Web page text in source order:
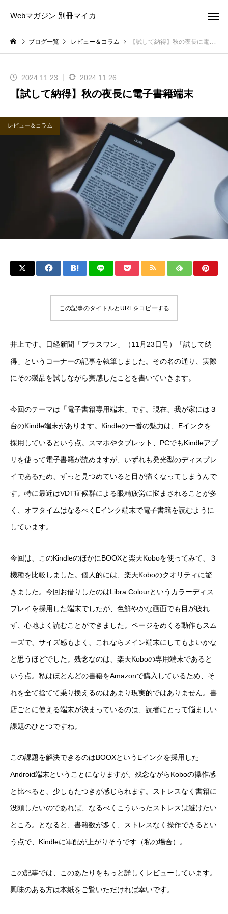
Webマガジン 別冊マイカ
ブログ一覧 レビュー＆コラム 【試して納得】秋の夜長に電子書籍端末
2024.11.23 2024.11.26
【試して納得】秋の夜長に電子書籍端末
レビュー＆コラム
この記事のタイトルとURLをコピーする
井上です。日経新聞「プラスワン」（11月23日号）「試して納
得」というコーナーの記事を執筆しました。その名の通り、実際
にその製品を試しながら実感したことを書いていきます。
今回のテーマは「電子書籍専用端末」です。現在、我が家には３
台のKindle端末があります。Kindleの一番の魅力は、Eインクを
採用しているという点。スマホやタブレット、PCでもKindleアプ
リを使って電子書籍が読めますが、いずれも発光型のディスプレ
イであるため、ずっと見つめていると目が痛くなってしまうんで
す。特に最近はVDT症候群による眼精疲労に悩まされることが多
く、オフタイムはなるべくEインク端末で電子書籍を読むように
しています。
今回は、このKindleのほかにBOOXと楽天Koboを使ってみて、３
機種を比較しました。個人的には、楽天Koboのクオリティに驚
きました。今回お借りしたのはLibra Colourというカラーディス
プレイを採用した端末でしたが、色鮮やかな画面でも目が疲れ
ず、心地よく読むことができました。ページをめくる動作もスム
ーズで、サイズ感もよく、これならメイン端末にしてもよいかな
と思うほどでした。残念なのは、楽天Koboの専用端末であると
いう点。私はほとんどの書籍をAmazonで購入しているため、そ
れを全て捨てて乗り換えるのはあまり現実的ではありません。書
店ごとに使える端末が決まっているのは、読者にとって悩ましい
課題のひとつですね。
この課題を解決できるのはBOOXというEインクを採用した
Android端末ということになりますが、残念ながらKoboの操作感
と比べると、少しもたつきが感じられます。ストレスなく書籍に
没頭したいのであれば、なるべくこういったストレスは避けたい
ところ。となると、書籍数が多く、ストレスなく操作できるとい
う点で、Kindleに軍配が上がりそうです（私の場合）。
この記事では、このあたりをもっと詳しくレビューしています。
興味のある方は本紙をご覧いただければ幸いです。